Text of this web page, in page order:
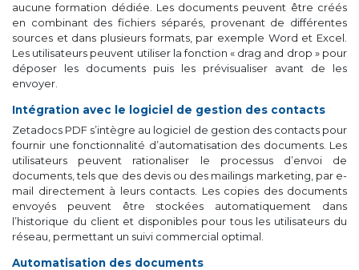
aucune formation dédiée. Les documents peuvent être créés
en combinant des fichiers séparés, provenant de différentes
sources et dans plusieurs formats, par exemple Word et Excel.
Les utilisateurs peuvent utiliser la fonction « drag and drop » pour
déposer les documents puis les prévisualiser avant de les
envoyer.
Intégration avec le logiciel de gestion des contacts
Zetadocs PDF s’intègre au logiciel de gestion des contacts pour
fournir une fonctionnalité d’automatisation des documents. Les
utilisateurs peuvent rationaliser le processus d’envoi de
documents, tels que des devis ou des mailings marketing, par e-
mail directement à leurs contacts. Les copies des documents
envoyés peuvent être stockées automatiquement dans
l’historique du client et disponibles pour tous les utilisateurs du
réseau, permettant un suivi commercial optimal.
Automatisation des documents